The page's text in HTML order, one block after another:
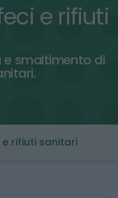
e rifiuti
e smaltimento di
rifiuti sanitari